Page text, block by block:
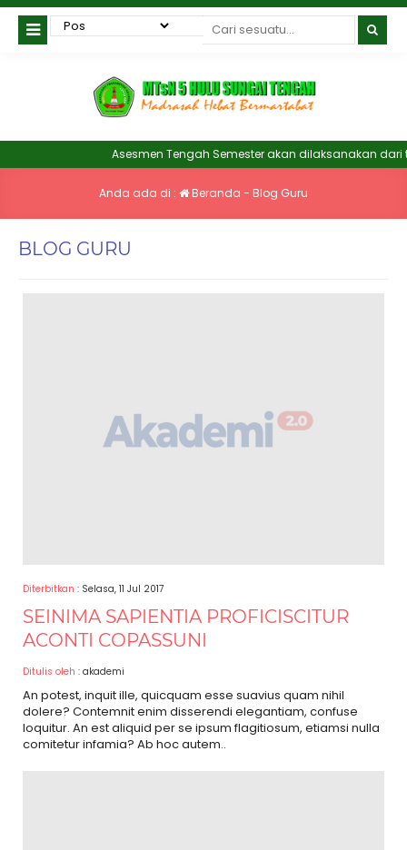
Asesmen Tengah Semester akan dilaksanakan dari
Anda ada di : Beranda - Blog Guru
BLOG GURU
Diterbitkan : Selasa, 11 Jul 2017
SEINIMA SAPIENTIA PROFICISCITUR
ACONTI COPASSUNI
Ditulis oleh : akademi
An potest, inquit ille, quicquam esse suavius quam nihil
dolere? Contemnit enim disserendi elegantiam, confuse
loquitur. An est aliquid per se ipsum flagitiosum, etiamsi nulla
comitetur infamia? Ab hoc autem..